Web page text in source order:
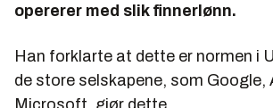
opererer med slik finnerlønn.
Han forklarte at dette er normen i
de store selskapene, som Google,
Microsoft, gjør dette.